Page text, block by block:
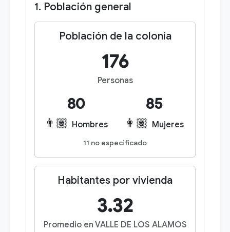
1. Población general
Población de la colonia
176
Personas
80
👨🏽 Hombres
85
👩🏽 Mujeres
11 no especificado
Habitantes por vivienda
3.32
Promedio en VALLE DE LOS ALAMOS